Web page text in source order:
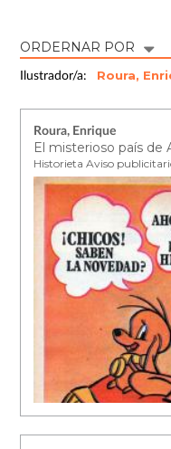
ORDERNAR POR
Ilustrador/a: Roura,
Roura, Enrique
El misterioso país de
Historieta Aviso